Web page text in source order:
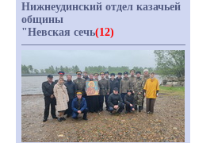
Нижнеудинский отдел казачьей
общины
"Невская сечь(12)